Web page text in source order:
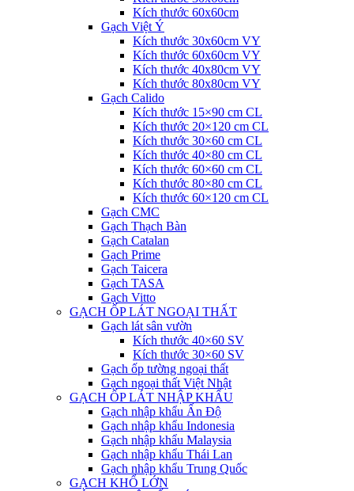
Kích thước 60x60cm
Gạch Việt Ý
Kích thước 30x60cm VY
Kích thước 60x60cm VY
Kích thước 40x80cm VY
Kích thước 80x80cm VY
Gạch Calido
Kích thước 15×90 cm CL
Kích thước 20×120 cm CL
Kích thước 30×60 cm CL
Kích thước 40×80 cm CL
Kích thước 60×60 cm CL
Kích thước 80×80 cm CL
Kích thước 60×120 cm CL
Gạch CMC
Gạch Thạch Bàn
Gạch Catalan
Gạch Prime
Gạch Taicera
Gạch TASA
Gạch Vitto
GẠCH ỐP LÁT NGOẠI THẤT
Gạch lát sân vườn
Kích thước 40×60 SV
Kích thước 30×60 SV
Gạch ốp tường ngoại thất
Gạch ngoại thất Việt Nhật
GẠCH ỐP LÁT NHẬP KHẨU
Gạch nhập khẩu Ấn Độ
Gạch nhập khẩu Indonesia
Gạch nhập khẩu Malaysia
Gạch nhập khẩu Thái Lan
Gạch nhập khẩu Trung Quốc
GẠCH KHỔ LỚN